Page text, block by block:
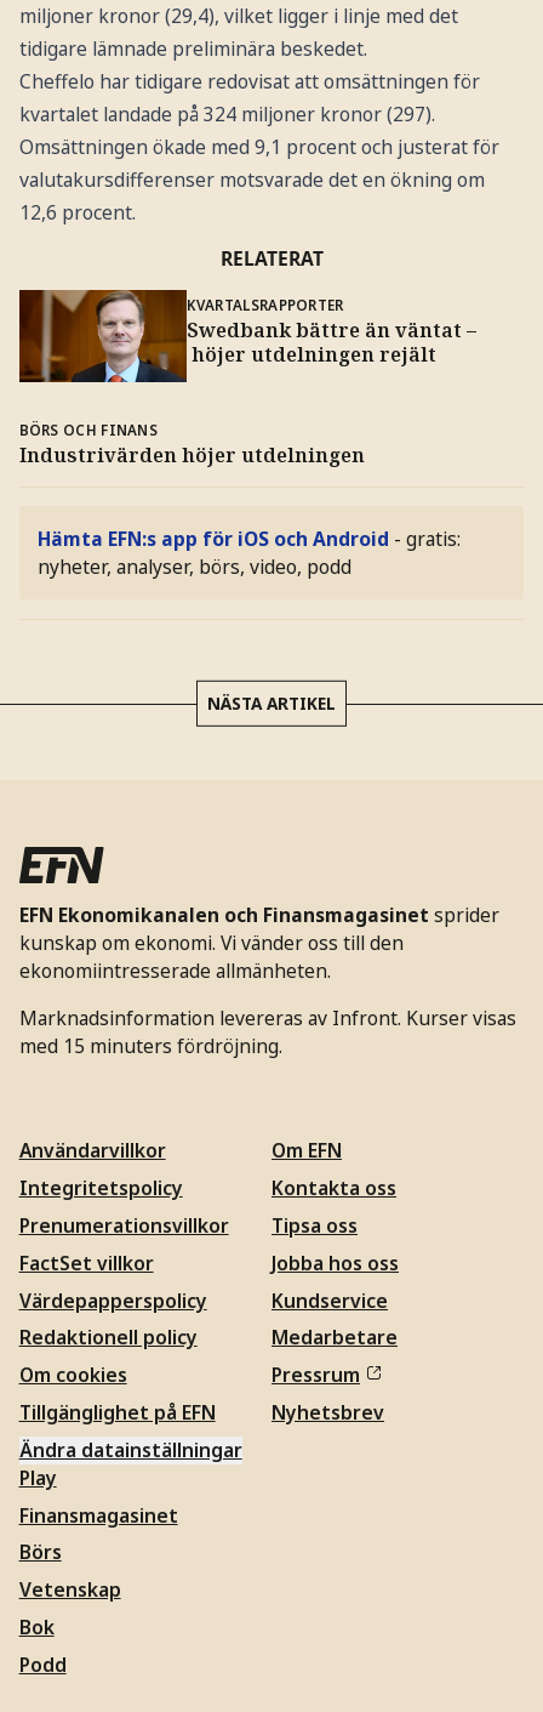
miljoner kronor (29,4), vilket ligger i linje med det
tidigare lämnade preliminära beskedet.
Cheffelo har tidigare redovisat att omsättningen för
kvartalet landade på 324 miljoner kronor (297).
Omsättningen ökade med 9,1 procent och justerat för
valutakursdifferenser motsvarade det en ökning om
12,6 procent.
RELATERAT
KVARTALSRAPPORTER
Swedbank bättre än väntat –
höjer utdelningen rejält
BÖRS OCH FINANS
Industrivärden höjer utdelningen
Hämta EFN:s app för iOS och Android - gratis:
nyheter, analyser, börs, video, podd
NÄSTA ARTIKEL
EFN Ekonomikanalen och Finansmagasinet sprider
kunskap om ekonomi. Vi vänder oss till den
ekonomiintresserade allmänheten.
Marknadsinformation levereras av Infront. Kurser visas
med 15 minuters fördröjning.
Användarvillkor
Integritetspolicy
Prenumerationsvillkor
FactSet villkor
Värdepapperspolicy
Redaktionell policy
Om cookies
Tillgänglighet på EFN
Ändra datainställningar
Om EFN
Kontakta oss
Tipsa oss
Jobba hos oss
Kundservice
Medarbetare
Pressrum
Nyhetsbrev
Play
Finansmagasinet
Börs
Vetenskap
Bok
Podd